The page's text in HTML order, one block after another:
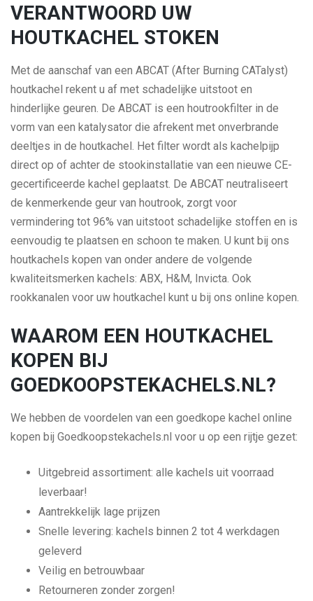
VERANTWOORD UW
HOUTKACHEL STOKEN
Met de aanschaf van een ABCAT (After Burning CATalyst)
houtkachel rekent u af met schadelijke uitstoot en
hinderlijke geuren. De ABCAT is een houtrookfilter in de
vorm van een katalysator die afrekent met onverbrande
deeltjes in de houtkachel. Het filter wordt als kachelpijp
direct op of achter de stookinstallatie van een nieuwe CE-
gecertificeerde kachel geplaatst. De ABCAT neutraliseert
de kenmerkende geur van houtrook, zorgt voor
vermindering tot 96% van uitstoot schadelijke stoffen en is
eenvoudig te plaatsen en schoon te maken. U kunt bij ons
houtkachels kopen van onder andere de volgende
kwaliteitsmerken kachels: ABX, H&M, Invicta. Ook
rookkanalen voor uw houtkachel kunt u bij ons online kopen.
WAAROM EEN HOUTKACHEL
KOPEN BIJ
GOEDKOOPSTEKACHELS.NL?
We hebben de voordelen van een goedkope kachel online
kopen bij Goedkoopstekachels.nl voor u op een rijtje gezet:
Uitgebreid assortiment: alle kachels uit voorraad
leverbaar!
Aantrekkelijk lage prijzen
Snelle levering: kachels binnen 2 tot 4 werkdagen
geleverd
Veilig en betrouwbaar
Retourneren zonder zorgen!